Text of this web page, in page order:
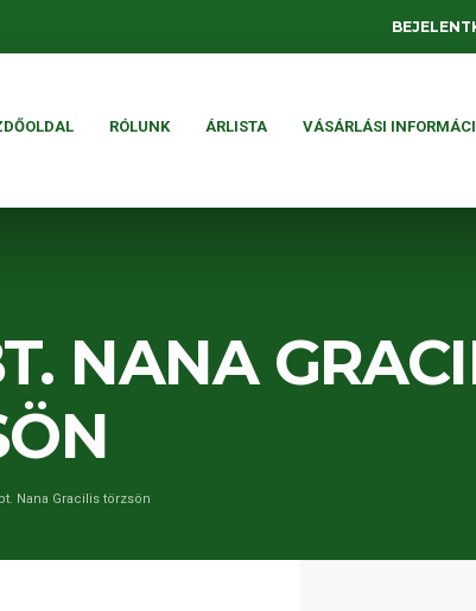
RÓLUNK ÁRLISTA VÁSÁRLÁSI
NANA
Nana Gracilis törzsön